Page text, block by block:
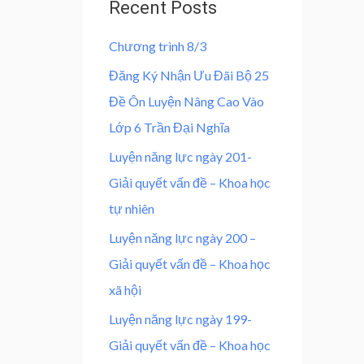
0
₫
5
Recent Posts
Chương trình 8/3
Đăng Ký Nhận Ưu Đãi Bộ 25
Đề Ôn Luyện Nâng Cao Vào
Lớp 6 Trần Đại Nghĩa
Luyện năng lực ngày 201-
Giải quyết vấn đề – Khoa học
tự nhiên
Luyện năng lực ngày 200 –
Giải quyết vấn đề – Khoa học
xã hội
Luyện năng lực ngày 199-
Giải quyết vấn đề – Khoa học